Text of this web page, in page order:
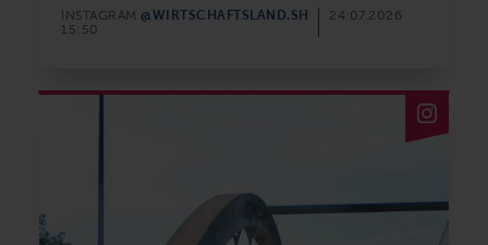
INSTAGRAM @WIRTSCHAFTSLAND.SH
24.07.2026
15:50